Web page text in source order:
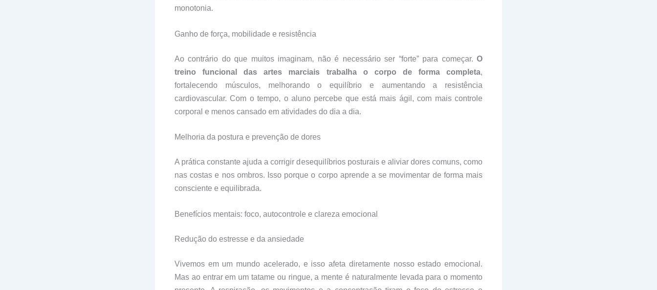
monotonia.
Ganho de força, mobilidade e resistência
Ao contrário do que muitos imaginam, não é necessário ser “forte” para começar. O
treino funcional das artes marciais trabalha o corpo de forma completa,
fortalecendo músculos, melhorando o equilíbrio e aumentando a resistência
cardiovascular. Com o tempo, o aluno percebe que está mais ágil, com mais controle
corporal e menos cansado em atividades do dia a dia.
Melhoria da postura e prevenção de dores
A prática constante ajuda a corrigir desequilíbrios posturais e aliviar dores comuns, como
nas costas e nos ombros. Isso porque o corpo aprende a se movimentar de forma mais
consciente e equilibrada.
Benefícios mentais: foco, autocontrole e clareza emocional
Redução do estresse e da ansiedade
Vivemos em um mundo acelerado, e isso afeta diretamente nosso estado emocional.
Mas ao entrar em um tatame ou ringue, a mente é naturalmente levada para o momento